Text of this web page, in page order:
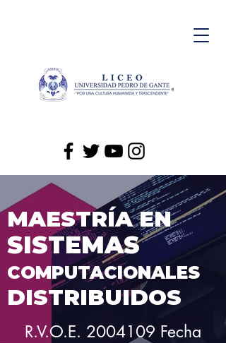
MAESTRÍA EN
SISTEMAS
COMPUTACIONALES
DISTRIBUIDOS
R.V.O.E. 2004109 Fecha